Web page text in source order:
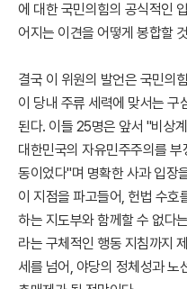
에 대한 국민의힘의 공식적인
어지는 이견을 어떻게 봉합할
결국 이 위원의 발언은 국민의
이 당내 주류 세력에 맞서는 구
된다. 이들 25명은 앞서 "비상
대한민국의 자유민주주의를
동이었다"며 명확한 사과 입장
이 지점을 파고들어, 헌법 수호
하는 지도부와 함께할 수 없다
라는 구체적인 행동 지침까지
세를 넘어, 야당의 정체성과 노